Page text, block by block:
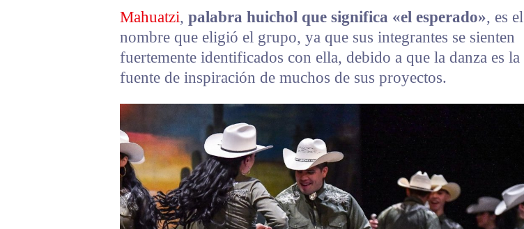
Mahuatzi, palabra huichol que significa «el esperado», es el
nombre que eligió el grupo, ya que sus integrantes se sienten
fuertemente identificados con ella, debido a que la danza es la
fuente de inspiración de muchos de sus proyectos.